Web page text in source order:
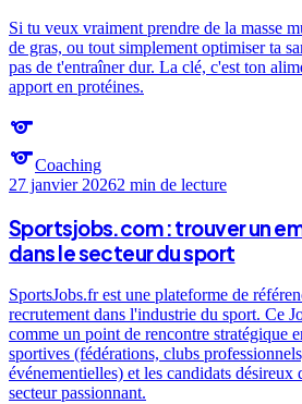
Si tu veux vraiment prendre de la masse
de gras, ou tout simplement optimiser ta
pas de t'entraîner dur. La clé, c'est ton
apport en protéines.
sports
sportsCoaching
27 janvier 20262 min de lecture
Sportsjobs.com : trouver un
dans le secteur du sport
SportsJobs.fr est une plateforme de
recrutement dans l'industrie du sport. Ce
comme un point de rencontre stratégique
sportives (fédérations, clubs
événementielles) et les candidats désireux
secteur passionnant.